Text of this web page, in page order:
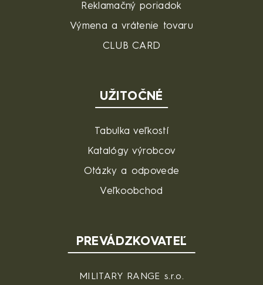
Reklamačný poriadok
Výmena a vrátenie tovaru
CLUB CARD
UŽITOČNÉ
Tabulka veľkostí
Katalógy výrobcov
Otázky a odpovede
Veľkoobchod
PREVÁDZKOVATEĽ
MILITARY RANGE s.r.o.